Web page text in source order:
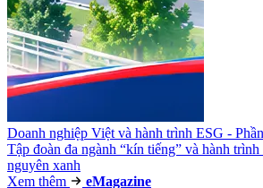
Doanh nghiệp Việt và hành trình ESG -
Tập đoàn đa ngành “kín tiếng” và hành
nguyên xanh
Xem thêm
eMagazine